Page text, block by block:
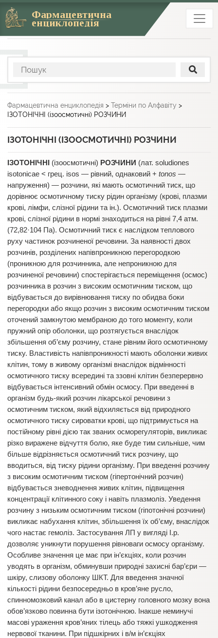
Фармацевтична
енциклопедія
Фармацевтична енциклопедія > Терміни по Алфавіту >
ІЗОТОНІЧНІ (ізоосмотичні) РОЗЧИНИ
ІЗОТОНІЧНІ (ІЗООСМОТИЧНІ) РОЗЧИНИ
ІЗОТОНІЧНІ (ізоосмотичні) РОЗЧИНИ (лат. soludiones
isotonicae < грец. isos — рівний, однаковий + tonos —
напруження) — розчини, які мають осмотичний тиск, що
дорівнює осмотичному тиску рідин організму (крові, плазми
крові, лімфи, слізної рідини та ін.). Осмотичний тиск плазми
крові, слізної рідини в нормі знаходиться на рівні 7,4 атм.
(72,82·104 Па). Осмотичний тиск є наслідком теплового
руху частинок розчиненої речовини. За наявності двох
розчинів, розділених напівпроникною перегородкою
(проникною для розчинника, але непроникною для
розчиненої речовини) спостерігається переміщення (осмос)
розчинника в розчин з високим осмотичним тиском, що
відбувається до вирівнювання тиску по обидва боки
перегородки або якщо розчин з високим осмотичним тиском
оточений замкнутою мембраною до того моменту, коли
пружний опір оболонки, що розтягується внаслідок
збільшення об’єму розчину, стане рівним його осмотичному
тиску. Властивість напівпроникності мають оболонки живих
клітин, тому в живому організмі внаслідок відмінності
осмотичного тиску всередині та ззовні клітин безперервно
відбувається інтенсивний обмін осмосу. При введенні в
організм будь-який розчин лікарської речовини з
осмотичним тиском, який відхиляється від природного
осмотичного тиску сироватки крові, що підтримується на
постійному рівні дією так званих осморегуляторів, викликає
різко виражене відчуття болю, яке буде тим сильніше, чим
більше відрізняється осмотичний тиск розчину, що
вводиться, від тиску рідини організму. При введенні розчину
з високим осмотичним тиском (гіпертонічний розчин)
відбувається зневоднення живих клітин, підвищення
концентрації клітинного соку і навіть плазмоліз. Уведення
розчину з низьким осмотичним тиском (гіпотонічні розчини)
викликає набухання клітин, збільшення їх об’єму, внаслідок
чого настає гемоліз. Застосування ЛП у вигляді І.р.
дозволяє уникнути порушення рівноваги осмосу організму.
Особливе значення це має при ін’єкціях, коли розчин
уводять в організм, обминувши природні захисні бар’єри —
шкіру, слизову оболонку ШКТ. Для введення значної
кількості рідини безпосередньо в кров’яне русло,
спинномозковий канал або в цистерну головного мозку вона
обов’язково повинна бути ізотонічною. Інакше неминучі
масові ураження кров’яних тілець або тяжкі ушкодження
нервової тканини. При підшкірних і в/м ін’єкціях